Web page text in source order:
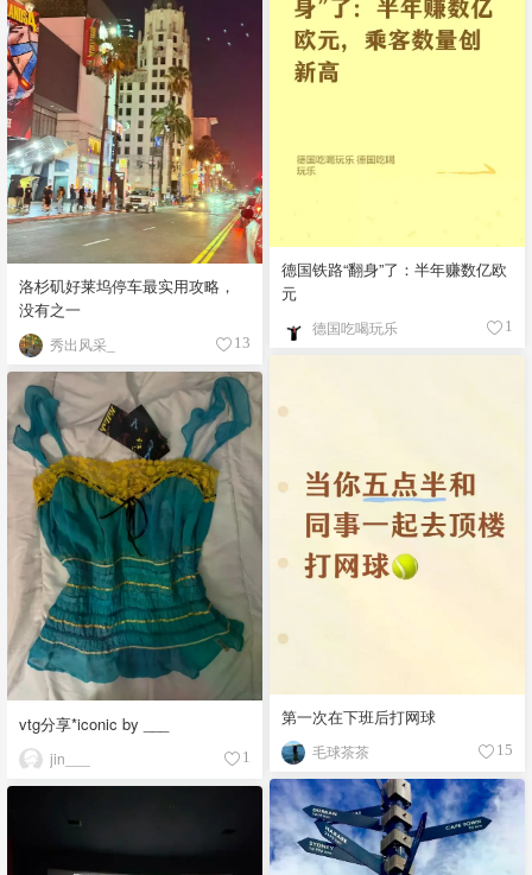
德国铁路“翻身”了：半年赚数亿欧
元
德国吃喝玩乐 1
洛杉矶好莱坞停车最实用攻略，
没有之一
秀出风采_ 13
第一次在下班后打网球
毛球茶茶 15
vtg分享*iconic by ___
jin___ 1